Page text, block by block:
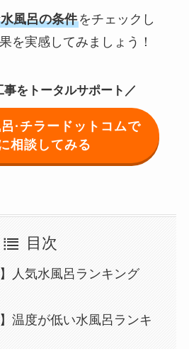
風呂の条件をチェックし
を実感してみましょう！
事をトータルサポート／
呂·チラードットコムで
相談してみる
目次
人気水風呂ランキング
温度が低い水風呂ランキ